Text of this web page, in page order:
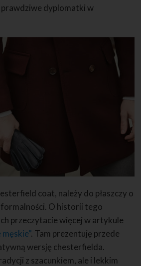
dyplomatki w
coat, należy do płaszczy o
O historii tego
przeczytacie więcej w artykule
męskie”. Tam prezentuję przede
wersję chesterfielda.
z szacunkiem, ale i lekkim